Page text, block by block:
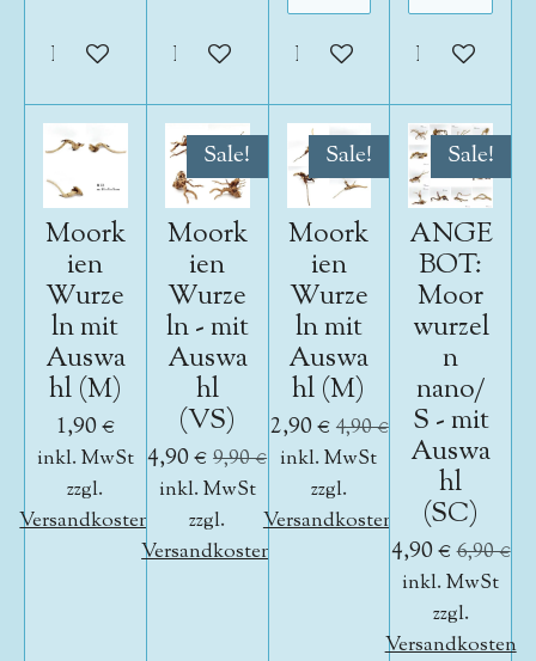
In den WarenkorbIn den WarenkorbIn den Warenkorb
In den
Moork
ien
Wurze
ln mit
Auswa
hl (M)
1,90 €
inkl. MwSt
zzgl.
Versandkosten
Sale!
Moork
ien
Wurze
ln - mit
Auswa
hl
(VS)
4,90 € 9,90 €
inkl. MwSt
zzgl.
Versandkosten
Sale!
Moork
ien
Wurze
ln mit
Auswa
hl (M)
2,90 € 4,90 €
inkl. MwSt
zzgl.
Versandkosten
Sale!
ANGE
BOT:
Moor
wurzel
n
nano/
S - mit
Auswa
hl
(SC)
4,90 €6,90 €
inkl. MwSt
zzgl.
Versandkosten